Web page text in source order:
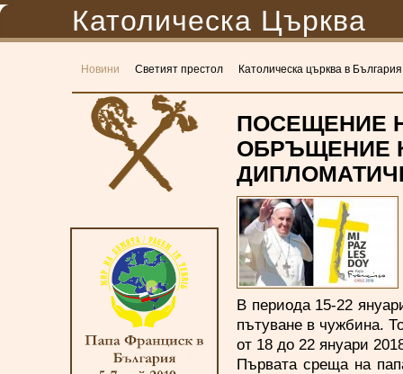
Католическа Църква
Новини Светият престол Католическа църква в България
ПОСЕЩЕНИЕ
ОБРЪЩЕНИЕ
В периода 15-22
пътуване в чужбина.
от 18 до 22 януари
Първата среща на